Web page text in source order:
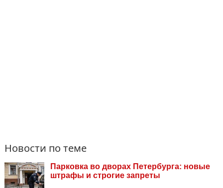
Новости по теме
Парковка во дворах Петербурга: новые
штрафы и строгие запреты